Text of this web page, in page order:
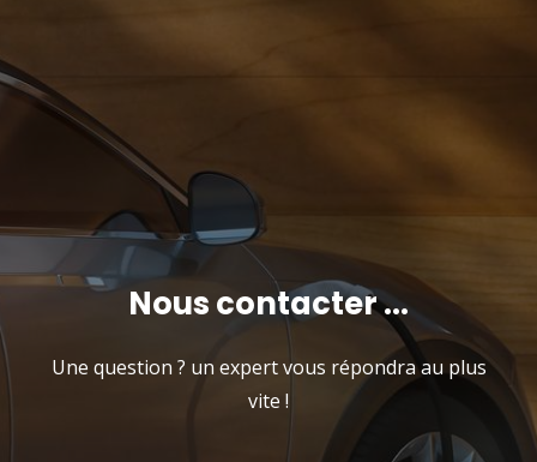
Nous contacter ...
Une question ? un expert vous répondra au plus
vite !